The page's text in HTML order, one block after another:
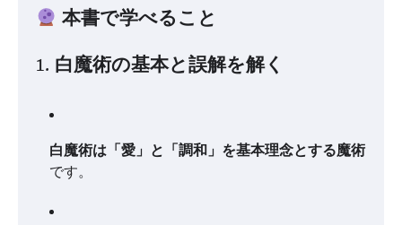
本書で学べること
1. 白魔術の基本と誤解を解く
白魔術は「愛」と「調和」を基本理念とする魔術
です。